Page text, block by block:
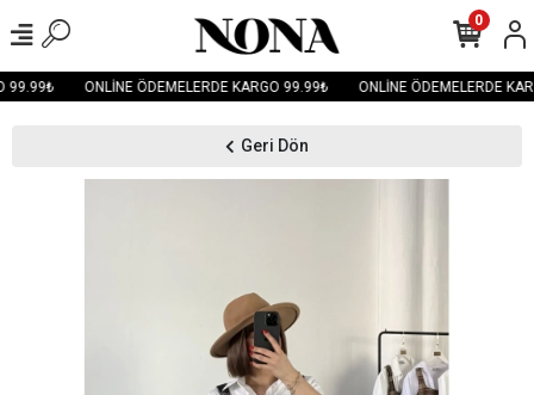
99.99₺ ONLİNE ÖDEMELERDE KARGO 99.99₺ ONLİNE ÖDEMELERDE
0
Geri Dön